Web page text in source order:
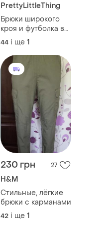
PrettyLittleThing
Брюки широкого
кроя и футболка в
подарок
44 і ще 1
230 грн 27
H&M
Стильные, лёгкие
брюки с карманами
42 і ще 1